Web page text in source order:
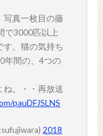
写真一枚目の藤
で3000匹以上
す。猫の気持ち
年間の、4つの
ね。・・再放送
pauDFJSLNS
2018